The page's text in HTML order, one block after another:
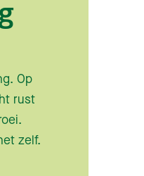
Op
rust
zelf.